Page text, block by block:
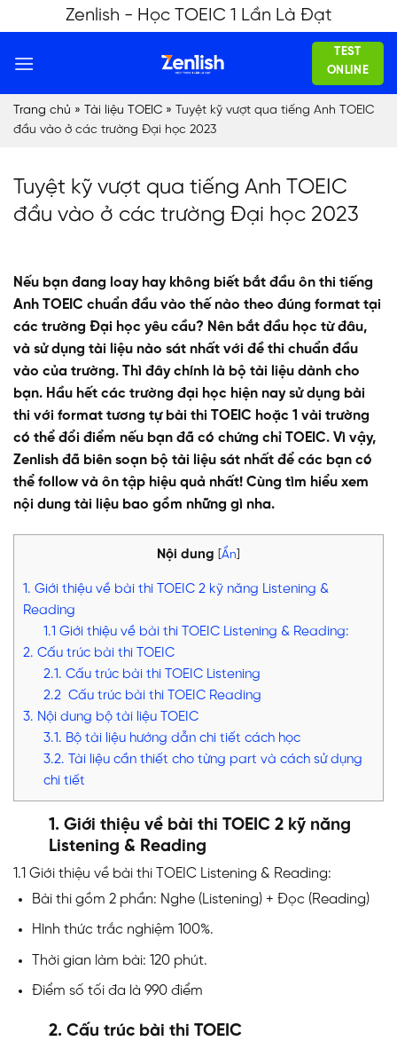
to
content
Zenlish - Học TOEIC 1 Lần Là Đạt
TEST
ONLINE
Trang chủ » Tài liệu TOEIC » Tuyệt kỹ vượt qua tiếng Anh TOEIC
đầu vào ở các trường Đại học 2023
Tuyệt kỹ vượt qua tiếng Anh TOEIC
đầu vào ở các trường Đại học 2023
Nếu bạn đang loay hay không biết bắt đầu ôn thi tiếng
Anh TOEIC chuẩn đầu vào thế nào theo đúng format tại
các trường Đại học yêu cầu? Nên bắt đầu học từ đâu,
và sử dụng tài liệu nào sát nhất với đề thi chuẩn đầu
vào của trường. Thì đây chính là bộ tài liệu dành cho
bạn. Hầu hết các trường đại học hiện nay sử dụng bài
thi với format tương tự bài thi TOEIC hoặc 1 vài trường
có thể đổi điểm nếu bạn đã có chứng chỉ TOEIC. Vì vậy,
Zenlish đã biên soạn bộ tài liệu sát nhất để các bạn có
thể follow và ôn tập hiệu quả nhất! Cùng tìm hiểu xem
nội dung tài liệu bao gồm những gì nha.
Nội dung Ẩn
1. Giới thiệu về bài thi TOEIC 2 kỹ năng Listening &
Reading
1.1 Giới thiệu về bài thi TOEIC Listening & Reading:
2. Cấu trúc bài thi TOEIC
2.1. Cấu trúc bài thi TOEIC Listening
2.2 Cấu trúc bài thi TOEIC Reading
3. Nội dung bộ tài liệu TOEIC
3.1. Bộ tài liệu hướng dẫn chi tiết cách học
3.2. Tài liệu cần thiết cho từng part và cách sử dụng
chi tiết
1. Giới thiệu về bài thi TOEIC 2 kỹ năng
Listening & Reading
1.1 Giới thiệu về bài thi TOEIC Listening & Reading:
Bài thi gồm 2 phần: Nghe (Listening) + Đọc (Reading)
Hình thức trắc nghiệm 100%.
Thời gian làm bài: 120 phút.
Điểm số tối đa là 990 điểm
2. Cấu trúc bài thi TOEIC